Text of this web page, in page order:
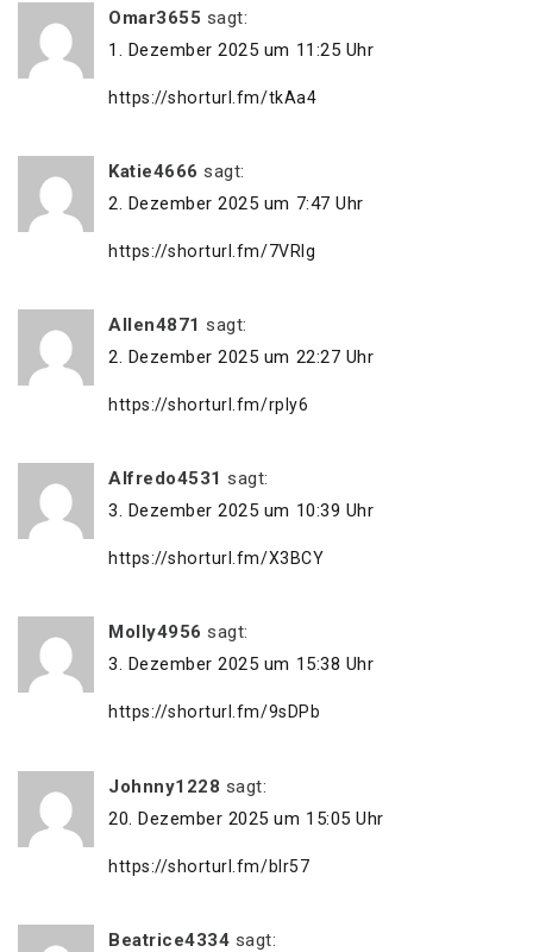
Omar3655 sagt:
1. Dezember 2025 um 11:25 Uhr
https://shorturl.fm/tkAa4
Katie4666 sagt:
2. Dezember 2025 um 7:47 Uhr
https://shorturl.fm/7VRIg
Allen4871 sagt:
2. Dezember 2025 um 22:27 Uhr
https://shorturl.fm/rpIy6
Alfredo4531 sagt:
3. Dezember 2025 um 10:39 Uhr
https://shorturl.fm/X3BCY
Molly4956 sagt:
3. Dezember 2025 um 15:38 Uhr
https://shorturl.fm/9sDPb
Johnny1228 sagt:
20. Dezember 2025 um 15:05 Uhr
https://shorturl.fm/bIr57
Beatrice4334 sagt: